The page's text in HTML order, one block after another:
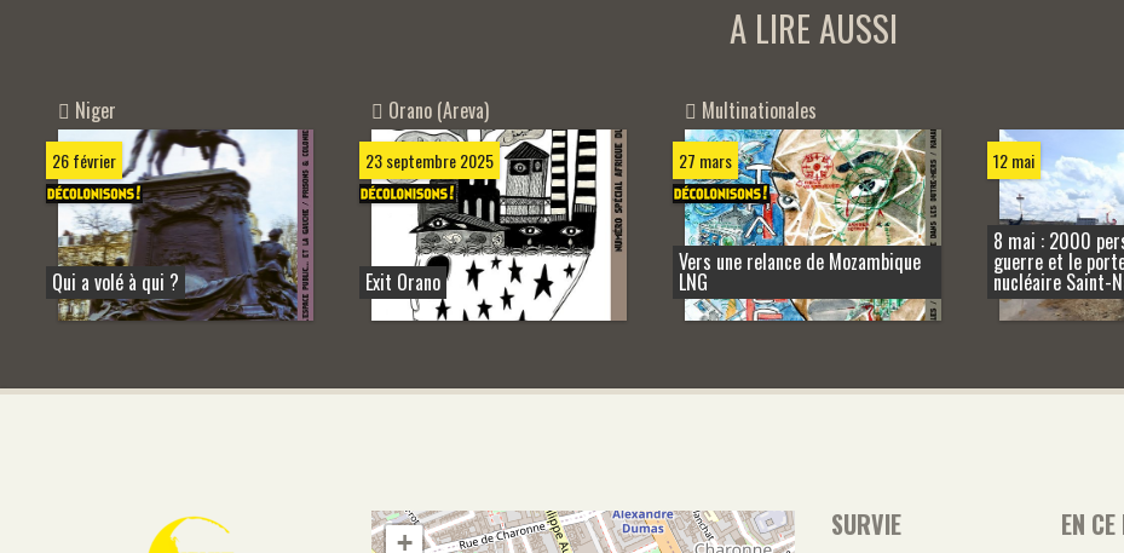
A LIRE AUSSI
Niger
26 février
Qui a volé à qui ?
Orano (Areva)
23 septembre 2025
Exit Orano
Multinationales
27 mars
Vers une relance de Mozambique
LNG
12 mai
8 mai : 2000
guerre et le
nucléaire Saint-
+
SURVIE EN